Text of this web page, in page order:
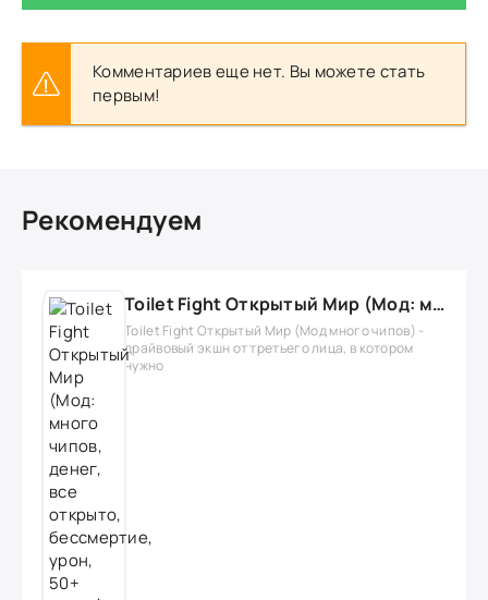
Комментариев еще нет. Вы можете стать
первым!
Рекомендуем
Toilet Fight Открытый Мир (Мод: много чипов, денег, все открыто, бессмертие, урон, 50+ читов)
Toilet Fight Открытый Мир (Мод много чипов) -
драйвовый экшн от третьего лица, в котором
нужно